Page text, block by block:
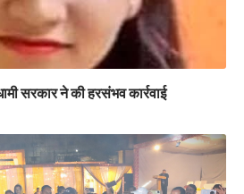
सरकार ने की हरसंभव कार्रवाई